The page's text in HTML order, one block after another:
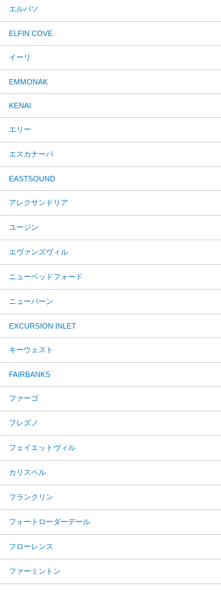
エルパソ
ELFIN COVE
イーリ
EMMONAK
KENAI
エリー
エスカナーバ
EASTSOUND
アレクサンドリア
ユージン
エヴァンズヴィル
ニューベッドフォード
ニューバーン
EXCURSION INLET
キーウェスト
FAIRBANKS
ファーゴ
フレズノ
フェイエットヴィル
カリスペル
フランクリン
フォートローダーデール
フローレンス
ファーミントン